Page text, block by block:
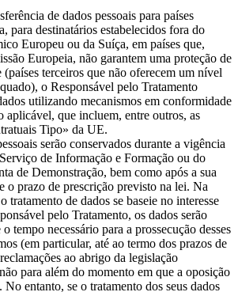
de dados pessoais para países
para destinatários estabelecidos fora do
Europeu ou da Suíça, em países que,
Europeia, não garantem uma proteção de
(países terceiros que não oferecem um nível
o Responsável pelo Tratamento
utilizando mecanismos em conformidade
aplicável, que incluem, entre outros, as
Tipo» da UE.
serão conservados durante a vigência
de Informação e Formação ou do
de Demonstração, bem como após a sua
o prazo de prescrição previsto na lei. Na
tratamento de dados se baseie no interesse
pelo Tratamento, os dados serão
tempo necessário para a prossecução desses
(em particular, até ao termo dos prazos de
ao abrigo da legislação
para além do momento em que a oposição
entanto, se o tratamento dos seus dados